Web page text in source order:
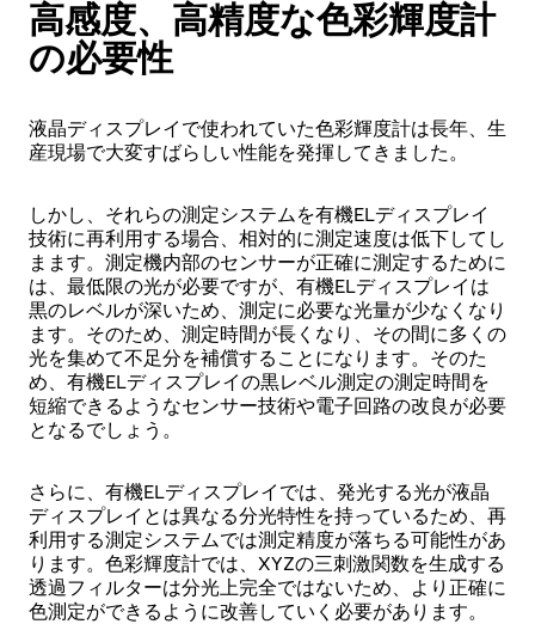
高感度、高精度な色彩輝度計
の必要性
液晶ディスプレイで使われていた色彩輝度計は長年、生
産現場で大変すばらしい性能を発揮してきました。
しかし、それらの測定システムを有機ELディスプレイ
技術に再利用する場合、相対的に測定速度は低下してし
まます。測定機内部のセンサーが正確に測定するために
は、最低限の光が必要ですが、有機ELディスプレイは
黒のレベルが深いため、測定に必要な光量が少なくなり
ます。そのため、測定時間が長くなり、その間に多くの
光を集めて不足分を補償することになります。そのた
め、有機ELディスプレイの黒レベル測定の測定時間を
短縮できるようなセンサー技術や電子回路の改良が必要
となるでしょう。
さらに、有機ELディスプレイでは、発光する光が液晶
ディスプレイとは異なる分光特性を持っているため、再
利用する測定システムでは測定精度が落ちる可能性があ
ります。色彩輝度計では、XYZの三刺激関数を生成する
透過フィルターは分光上完全ではないため、より正確に
色測定ができるように改善していく必要があります。